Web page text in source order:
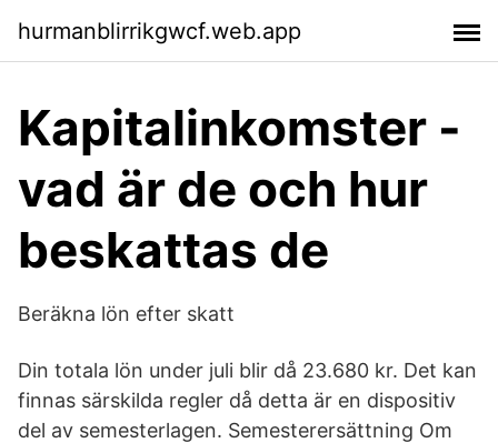
hurmanblirrikgwcf.web.app
Kapitalinkomster -
vad är de och hur
beskattas de
Beräkna lön efter skatt
Din totala lön under juli blir då 23.680 kr. Det kan
finnas särskilda regler då detta är en dispositiv
del av semesterlagen. Semesterersättning Om